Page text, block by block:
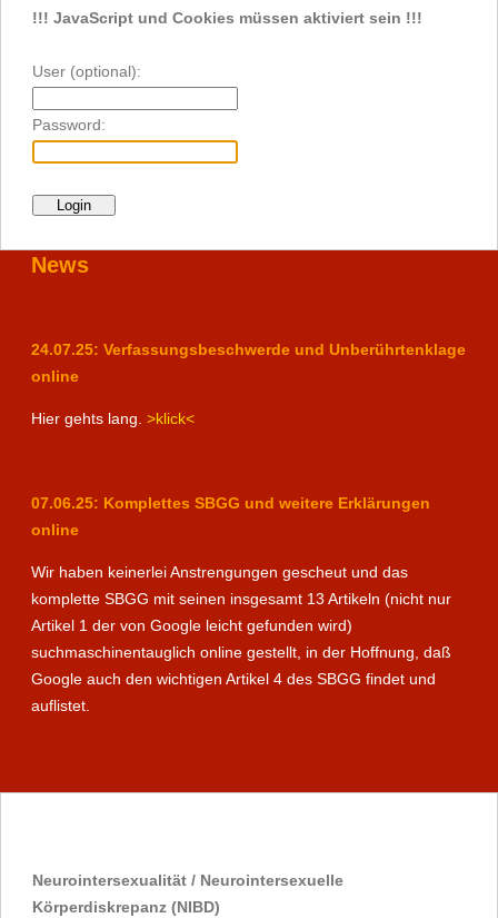
!!! JavaScript und Cookies müssen aktiviert sein !!!
User (optional):
Password:
News
24.07.25: Verfassungsbeschwerde und Unberührtenklage
online
Hier gehts lang. >klick<
07.06.25: Komplettes SBGG und weitere Erklärungen
online
Wir haben keinerlei Anstrengungen gescheut und das
komplette SBGG mit seinen insgesamt 13 Artikeln (nicht nur
Artikel 1 der von Google leicht gefunden wird)
suchmaschinentauglich online gestellt, in der Hoffnung, daß
Google auch den wichtigen Artikel 4 des SBGG findet und
auflistet.
Neurointersexualität / Neurointersexuelle
Körperdiskrepanz (NIBD)